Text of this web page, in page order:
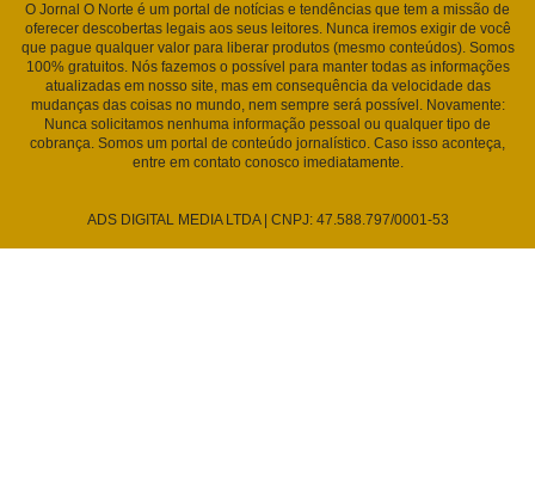
O Jornal O Norte é um portal de notícias e tendências que tem a missão de
oferecer descobertas legais aos seus leitores. Nunca iremos exigir de você
que pague qualquer valor para liberar produtos (mesmo conteúdos). Somos
100% gratuitos. Nós fazemos o possível para manter todas as informações
atualizadas em nosso site, mas em consequência da velocidade das
mudanças das coisas no mundo, nem sempre será possível. Novamente:
Nunca solicitamos nenhuma informação pessoal ou qualquer tipo de
cobrança. Somos um portal de conteúdo jornalístico. Caso isso aconteça,
entre em contato conosco imediatamente.
ADS DIGITAL MEDIA LTDA | CNPJ: 47.588.797/0001-53